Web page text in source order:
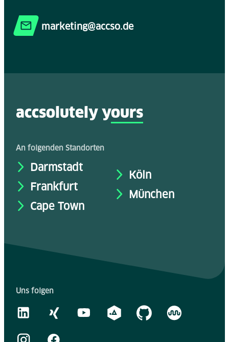
marketing@accso.de
accsolutely yours
An folgenden Standorten
Darmstadt
Frankfurt
Cape Town
Köln
München
Uns folgen